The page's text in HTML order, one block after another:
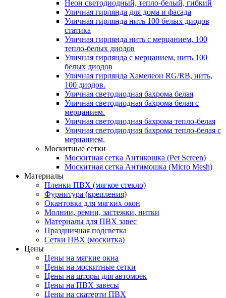
Неон светодиодный, тепло-белый, гибкий
Уличная гирлянда для дома и фасада
Уличная гирлянда нить 100 белых диодов
статика
Уличная гирлянда нить с мерцанием, 100
тепло-белых диодов
Уличная гирлянда с мерцанием, нить 100
белых диодов
Уличная гирлянда Хамелеон RG/RB, нить,
100 диодов.
Уличная светодиодная бахрома белая
Уличная светодиодная бахрома белая с
мерцанием.
Уличная светодиодная бахрома тепло-белая
Уличная светодиодная бахрома тепло-белая с
мерцанием.
Москитные сетки
Москитная сетка Антикошка (Pet Screen)
Москитная сетка Антимошка (Micro Mesh)
Материалы
Пленки ПВХ (мягкое стекло)
Фурнитура (крепления)
Окантовка для мягких окон
Молнии, ремни, застежки, нитки
Материалы для ПВХ завес
Праздничная подсветка
Сетки ПВХ (москитка)
Цены
Цены на мягкие окна
Цены на москитные сетки
Цены на шторы для автомоек
Цены на ПВХ завесы
Цены на скатерти ПВХ